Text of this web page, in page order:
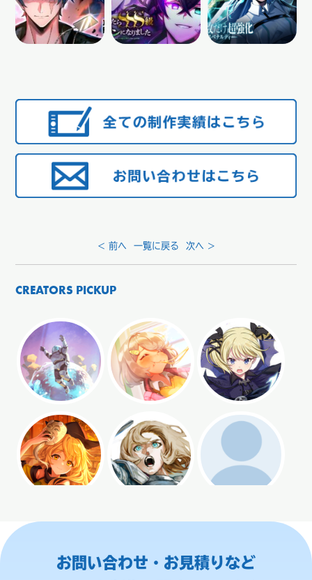
< 前へ 一覧に戻る 次へ >
CREATORS PICKUP
お問い合わせ・お見積りなど